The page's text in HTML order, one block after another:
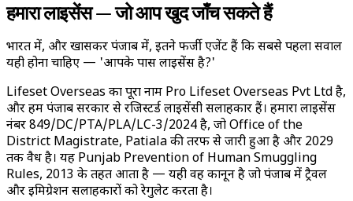
हमारा लाइसेंस — जो आप खुद जाँच सकते हैं
भारत में, और खासकर पंजाब में, इतने फर्जी एजेंट हैं कि सबसे पहला सवाल
यही होना चाहिए — 'आपके पास लाइसेंस है?'
Lifeset Overseas का पूरा नाम Pro Lifeset Overseas Pvt Ltd है,
और हम पंजाब सरकार से रजिस्टर्ड लाइसेंसी सलाहकार हैं। हमारा लाइसेंस
नंबर 849/DC/PTA/PLA/LC-3/2024 है, जो Office of the
District Magistrate, Patiala की तरफ से जारी हुआ है और 2029
तक वैध है। यह Punjab Prevention of Human Smuggling
Rules, 2013 के तहत आता है — यही वह कानून है जो पंजाब में ट्रैवल
और इमिग्रेशन सलाहकारों को रेगुलेट करता है।